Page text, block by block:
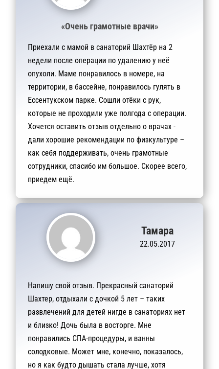
«Очень грамотные врачи»
Приехали с мамой в санаторий Шахтёр на 2
недели после операции по удалению у неё
опухоли. Маме понравилось в номере, на
территории, в бассейне, понравилось гулять в
Ессентукском парке. Сошли отёки с рук,
которые не проходили уже полгода с операции.
Хочется оставить отзыв отдельно о врачах -
дали хорошие рекомендации по физкультуре –
как себя поддерживать, очень грамотные
сотрудники, спасибо им большое. Скорее всего,
приедем ещё.
Тамара
22.05.2017
Напишу свой отзыв. Прекрасный санаторий
Шахтер, отдыхали с дочкой 5 лет – таких
развлечений для детей нигде в санаториях нет
и близко! Дочь была в восторге. Мне
понравились СПА-процедуры, и ванны
солодковые. Может мне, конечно, показалось,
но я как будто дышать стала лучше, хотя